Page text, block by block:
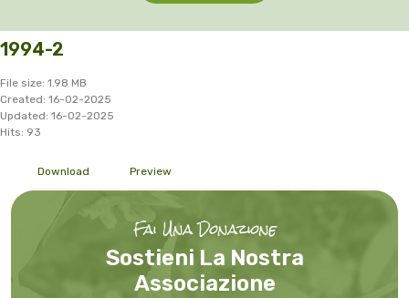
1994-2
File size: 1.98 MB
Created: 16-02-2025
Updated: 16-02-2025
Hits: 93
Download Preview
Fai Una Donazione
Sostieni La Nostra
Associazione